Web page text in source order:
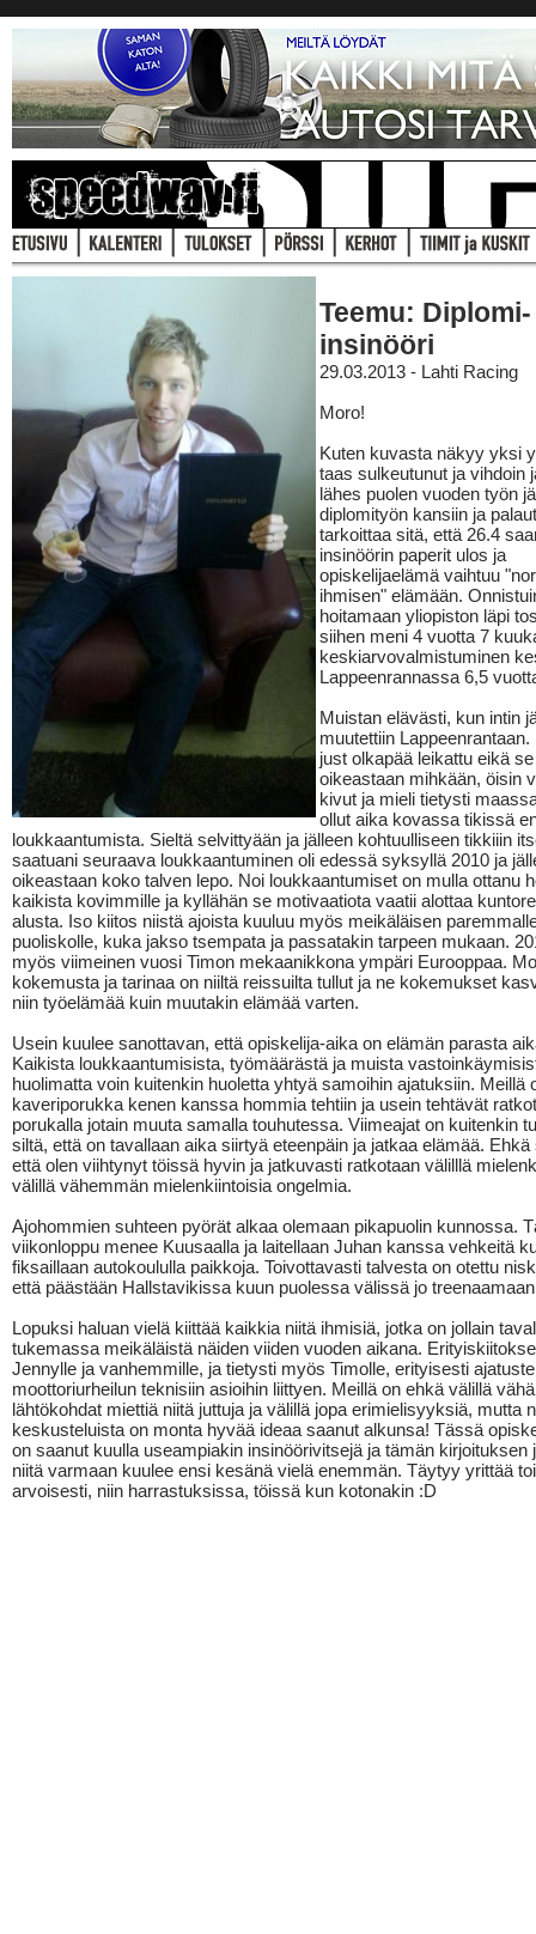
Teemu: Diplomi-
insinööri
29.03.2013 - Lahti Racing
Moro!
Kuten kuvasta näkyy yksi
taas sulkeutunut ja vihdoin
lähes puolen vuoden työn
diplomityön kansiin ja
tarkoittaa sitä, että 26.4
insinöörin paperit ulos ja
opiskelijaelämä vaihtuu
ihmisen" elämään.
hoitamaan yliopiston läpi
siihen meni 4 vuotta 7
keskiarvovalmistuminen
Lappeenrannassa 6,5
Muistan elävästi, kun intin
muutettiin Lappeenrantaan.
just olkapää leikattu eikä
oikeastaan mihkään, öisin
kivut ja mieli tietysti
ollut aika kovassa tikissä
loukkaantumista. Sieltä selvittyään ja jälleen kohtuulliseen tikkiiin
saatuani seuraava loukkaantuminen oli edessä syksyllä 2010 ja
oikeastaan koko talven lepo. Noi loukkaantumiset on mulla ottanu
kaikista kovimmille ja kyllähän se motivaatiota vaatii alottaa
alusta. Iso kiitos niistä ajoista kuuluu myös meikäläisen
puoliskolle, kuka jakso tsempata ja passatakin tarpeen mukaan.
myös viimeinen vuosi Timon mekaanikkona ympäri Eurooppaa.
kokemusta ja tarinaa on niiltä reissuilta tullut ja ne kokemukset
niin työelämää kuin muutakin elämää varten.
Usein kuulee sanottavan, että opiskelija-aika on elämän parasta
Kaikista loukkaantumisista, työmäärästä ja muista
huolimatta voin kuitenkin huoletta yhtyä samoihin ajatuksiin. Meillä
kaveriporukka kenen kanssa hommia tehtiin ja usein tehtävät
porukalla jotain muuta samalla touhutessa. Viimeajat on kuitenkin
siltä, että on tavallaan aika siirtyä eteenpäin ja jatkaa elämää.
että olen viihtynyt töissä hyvin ja jatkuvasti ratkotaan välilllä
välillä vähemmän mielenkiintoisia ongelmia.
Ajohommien suhteen pyörät alkaa olemaan pikapuolin kunnossa.
viikonloppu menee Kuusaalla ja laitellaan Juhan kanssa vehkeitä
fiksaillaan autokoululla paikkoja. Toivottavasti talvesta on otettu
että päästään Hallstavikissa kuun puolessa välissä jo
Lopuksi haluan vielä kiittää kaikkia niitä ihmisiä, jotka on jollain
tukemassa meikäläistä näiden viiden vuoden aikana.
Jennylle ja vanhemmille, ja tietysti myös Timolle, erityisesti
moottoriurheilun teknisiin asioihin liittyen. Meillä on ehkä välillä
lähtökohdat miettiä niitä juttuja ja välillä jopa erimielisyyksiä, mutta
keskusteluista on monta hyvää ideaa saanut alkunsa! Tässä
on saanut kuulla useampiakin insinöörivitsejä ja tämän kirjoituksen
niitä varmaan kuulee ensi kesänä vielä enemmän. Täytyy yrittää
arvoisesti, niin harrastuksissa, töissä kun kotonakin :D